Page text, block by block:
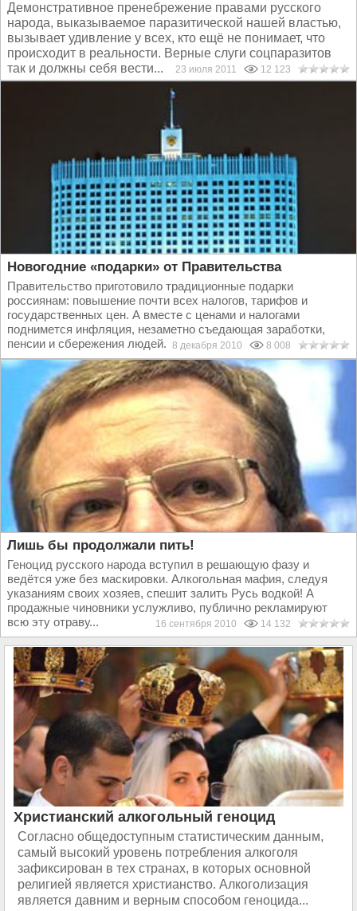
Демонстративное пренебрежение правами русского
народа, выказываемое паразитической нашей властью,
вызывает удивление у всех, кто ещё не понимает, что
происходит в реальности. Верные слуги соцпаразитов
так и должны себя вести...
23 июля 2011 12 123
Новогодние «подарки» от Правительства
Правительство приготовило традиционные подарки
россиянам: повышение почти всех налогов, тарифов и
государственных цен. А вместе с ценами и налогами
поднимется инфляция, незаметно съедающая заработки,
пенсии и сбережения людей...8 декабря 2010 8 008
Лишь бы продолжали пить!
Геноцид русского народа вступил в решающую фазу и
ведётся уже без маскировки. Алкогольная мафия, следуя
указаниям своих хозяев, спешит залить Русь водкой! А
продажные чиновники услужливо, публично рекламируют
всю эту отраву...
16 сентября 2010 14 132
Христианский алкогольный геноцид
Согласно общедоступным статистическим данным,
самый высокий уровень потребления алкоголя
зафиксирован в тех странах, в которых основной
религией является христианство. Алкоголизация
является давним и верным способом геноцида...